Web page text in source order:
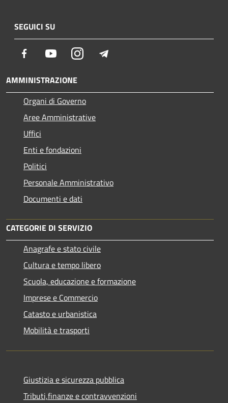
SEGUICI SU
Facebook YoutubeInstagram
AMMINISTRAZIONE
Organi di Governo
Aree Amministrative
Uffici
Enti e fondazioni
Politici
Personale Amministrativo
Documenti e dati
CATEGORIE DI SERVIZIO
Anagrafe e stato civile
Cultura e tempo libero
Scuola, educazione e formazione
Imprese e Commercio
Catasto e urbanistica
Mobilità e trasporti
Giustizia e sicurezza pubblica
Tributi,finanze e contravvenzioni